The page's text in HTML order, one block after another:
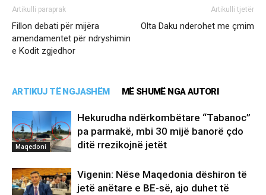
Artikulli paraprak
Fillon debati për mijëra
amendamentet për ndryshimin
e Kodit zgjedhor
Artikulli tjetër
Olta Daku nderohet me çmim
ARTIKUJ TË NGJASHËM MË SHUMË NGA AUTORI
Maqedoni
Hekurudha ndërkombëtare “Tabanoc”
pa parmakë, mbi 30 mijë banorë çdo
ditë rrezikojnë jetët
Vigenin: Nëse Maqedonia dëshiron të
jetë anëtare e BE-së, ajo duhet të